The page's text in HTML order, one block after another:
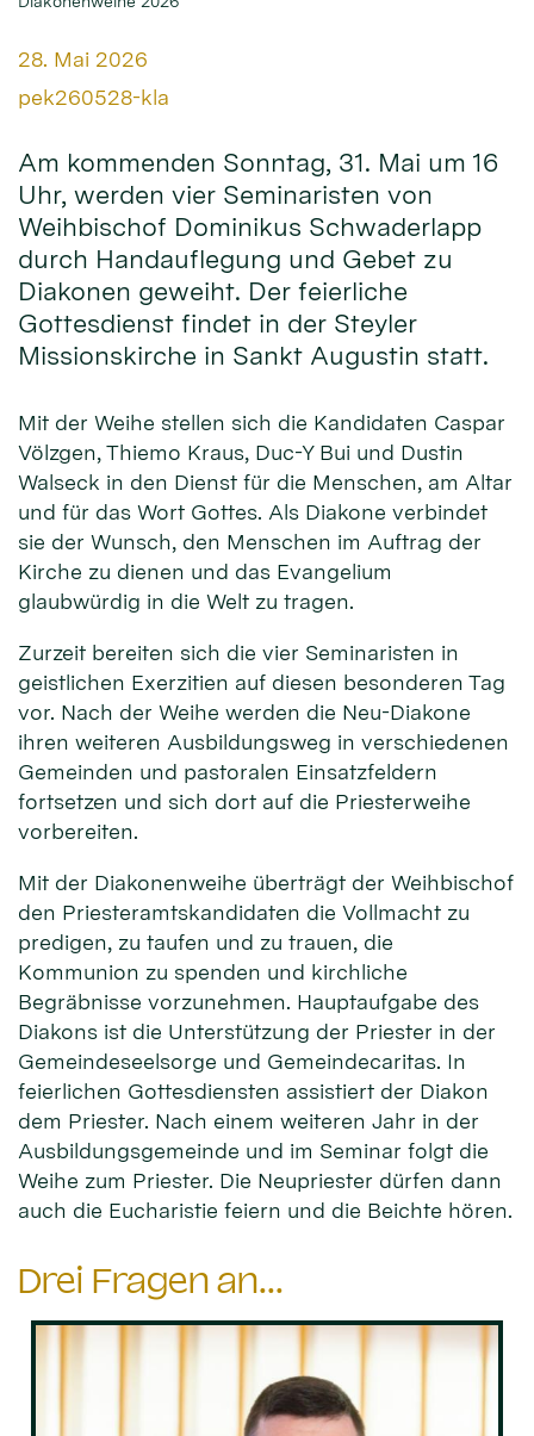
Datum:
28. Mai 2026
Von:
pek260528-kla
Am kommenden Sonntag, 31. Mai um 16
Uhr, werden vier Seminaristen von
Weihbischof Dominikus Schwaderlapp
durch Handauflegung und Gebet zu
Diakonen geweiht. Der feierliche
Gottesdienst findet in der Steyler
Missionskirche in Sankt Augustin statt.
Mit der Weihe stellen sich die Kandidaten Caspar
Völzgen, Thiemo Kraus, Duc-Y Bui und Dustin
Walseck in den Dienst für die Men­schen, am Altar
und für das Wort Gottes. Als Diakone verbindet
sie der Wunsch, den Menschen im Auftrag der
Kirche zu dienen und das Evangelium
glaubwürdig in die Welt zu tragen.
Zurzeit bereiten sich die vier Seminaristen in
geistlichen Exerzitien auf diesen besonderen Tag
vor. Nach der Weihe werden die Neu-Diakone
ihren weiteren Ausbildungsweg in verschiedenen
Gemeinden und pastoralen Einsatzfeldern
fortsetzen und sich dort auf die Priesterweihe
vorbereiten.
Mit der Diakonenweihe überträgt der Weihbischof
den Priesteramtskandidaten die Vollmacht zu
predigen, zu taufen und zu trauen, die
Kommunion zu spenden und kirchliche
Begräbnisse vorzunehmen. Hauptaufgabe des
Diakons ist die Unterstützung der Priester in der
Gemeindeseelsorge und Gemeindecaritas. In
feierlichen Gottesdiensten assistiert der Diakon
dem Priester. Nach einem weiteren Jahr in der
Ausbildungsgemeinde und im Seminar folgt die
Weihe zum Priester. Die Neupriester dürfen dann
auch die Eucharistie feiern und die Beichte hören.
Drei Fragen an...